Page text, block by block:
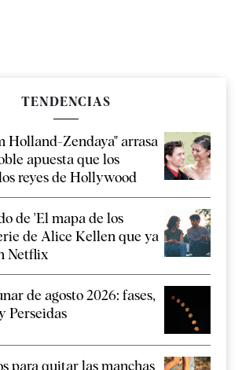
TENDENCIAS
Holland-Zendaya" arrasa
apuesta que los
reyes de Hollywood
de 'El mapa de los
de Alice Kellen que ya
Netflix
de agosto 2026: fases,
Perseidas
para quitar las manchas